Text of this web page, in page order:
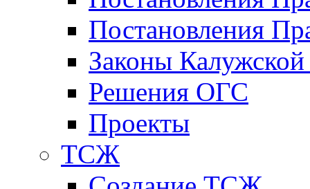
Постановления
Законы Калужской
Решения ОГС
Проекты
ТСЖ